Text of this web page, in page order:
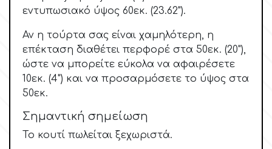
Ζωάκια
Γάμος
Bebe & Βάπτιση
Decora
DISQUS
Dr Oetker
εντυπωσιακό ύψος 60εκ. (23.62").
Αν η τούρτα σας είναι χαμηλότερη, η
επέκταση διαθέτει περφορέ στα 50εκ. (20"),
ώστε να μπορείτε εύκολα να αφαιρέσετε
10εκ. (4") και να προσαρμόσετε το ύψος στα
50εκ.
Σημαντική σημείωση
Το κουτί πωλείται ξεχωριστά.